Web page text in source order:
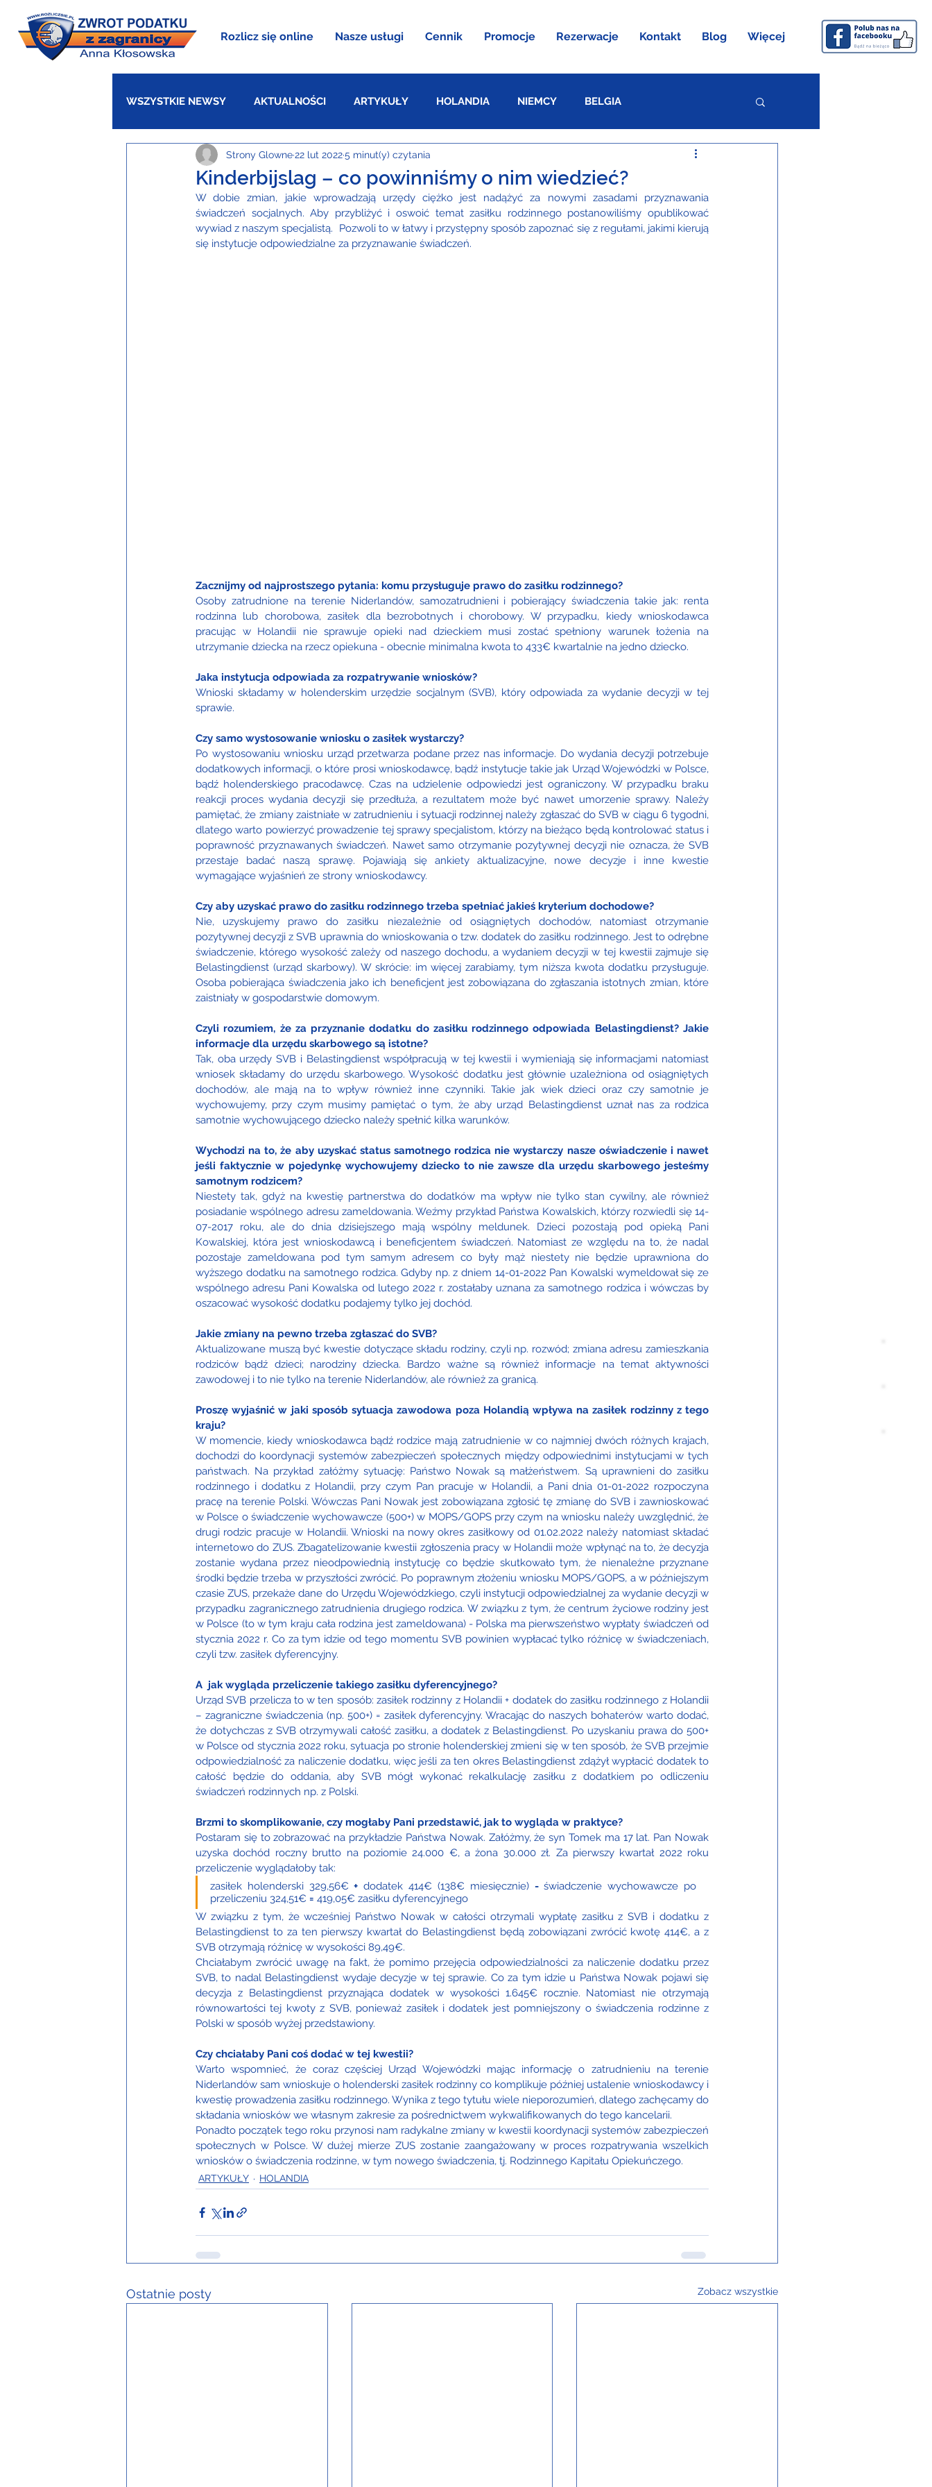
Rozlicz się online Nasze usługi Cennik Promocje Rezerwacje Kontakt Blog Więcej
WSZYSTKIE NEWSY AKTUALNOŚCI ARTYKUŁY HOLANDIA NIEMCY BELGIA
WIELKA BRYTANIA DANIA AUSTRIA
Kinderbijslag – co powinniśmy o nim wiedzieć?
Strony Glowne22 lut 20225 minut(y) czytania
W dobie zmian, jakie wprowadzają urzędy ciężko jest nadążyć za nowymi zasadami przyznawania
świadczeń socjalnych. Aby przybliżyć i oswoić temat zasiłku rodzinnego postanowiliśmy opublikować
wywiad z naszym specjalistą.  Pozwoli to w łatwy i przystępny sposób zapoznać się z regułami, jakimi kierują
się instytucje odpowiedzialne za przyznawanie świadczeń.
Zacznijmy od najprostszego pytania: komu przysługuje prawo do zasiłku rodzinnego?
Osoby zatrudnione na terenie Niderlandów, samozatrudnieni i pobierający świadczenia takie jak: renta
rodzinna lub chorobowa, zasiłek dla bezrobotnych i chorobowy. W przypadku, kiedy wnioskodawca
pracując w Holandii nie sprawuje opieki nad dzieckiem musi zostać spełniony warunek łożenia na
utrzymanie dziecka na rzecz opiekuna - obecnie minimalna kwota to 433€ kwartalnie na jedno dziecko.
Jaka instytucja odpowiada za rozpatrywanie wniosków?
Wnioski składamy w holenderskim urzędzie socjalnym (SVB), który odpowiada za wydanie decyzji w tej
sprawie.
Czy samo wystosowanie wniosku o zasiłek wystarczy?
Po wystosowaniu wniosku urząd przetwarza podane przez nas informacje. Do wydania decyzji potrzebuje
dodatkowych informacji, o które prosi wnioskodawcę, bądź instytucje takie jak Urząd Wojewódzki w Polsce,
bądź holenderskiego pracodawcę. Czas na udzielenie odpowiedzi jest ograniczony. W przypadku braku
reakcji proces wydania decyzji się przedłuża, a rezultatem może być nawet umorzenie sprawy. Należy
pamiętać, że zmiany zaistniałe w zatrudnieniu i sytuacji rodzinnej należy zgłaszać do SVB w ciągu 6 tygodni,
dlatego warto powierzyć prowadzenie tej sprawy specjalistom, którzy na bieżąco będą kontrolować status i
poprawność przyznawanych świadczeń. Nawet samo otrzymanie pozytywnej decyzji nie oznacza, że SVB
przestaje badać naszą sprawę. Pojawiają się ankiety aktualizacyjne, nowe decyzje i inne kwestie
wymagające wyjaśnień ze strony wnioskodawcy.
Czy aby uzyskać prawo do zasiłku rodzinnego trzeba spełniać jakieś kryterium dochodowe?
Nie, uzyskujemy prawo do zasiłku niezależnie od osiągniętych dochodów, natomiast otrzymanie
pozytywnej decyzji z SVB uprawnia do wnioskowania o tzw. dodatek do zasiłku rodzinnego. Jest to odrębne
świadczenie, którego wysokość zależy od naszego dochodu, a wydaniem decyzji w tej kwestii zajmuje się
Belastingdienst (urząd skarbowy). W skrócie: im więcej zarabiamy, tym niższa kwota dodatku przysługuje.
Osoba pobierająca świadczenia jako ich beneficjent jest zobowiązana do zgłaszania istotnych zmian, które
zaistniały w gospodarstwie domowym.
Czyli rozumiem, że za przyznanie dodatku do zasiłku rodzinnego odpowiada Belastingdienst? Jakie
informacje dla urzędu skarbowego są istotne?
Tak, oba urzędy SVB i Belastingdienst współpracują w tej kwestii i wymieniają się informacjami natomiast
wniosek składamy do urzędu skarbowego. Wysokość dodatku jest głównie uzależniona od osiągniętych
dochodów, ale mają na to wpływ również inne czynniki. Takie jak wiek dzieci oraz czy samotnie je
wychowujemy, przy czym musimy pamiętać o tym, że aby urząd Belastingdienst uznał nas za rodzica
samotnie wychowującego dziecko należy spełnić kilka warunków.
Wychodzi na to, że aby uzyskać status samotnego rodzica nie wystarczy nasze oświadczenie i nawet
jeśli faktycznie w pojedynkę wychowujemy dziecko to nie zawsze dla urzędu skarbowego jesteśmy
samotnym rodzicem?
Niestety tak, gdyż na kwestię partnerstwa do dodatków ma wpływ nie tylko stan cywilny, ale również
posiadanie wspólnego adresu zameldowania. Weźmy przykład Państwa Kowalskich, którzy rozwiedli się 14-
07-2017 roku, ale do dnia dzisiejszego mają wspólny meldunek. Dzieci pozostają pod opieką Pani
Kowalskiej, która jest wnioskodawcą i beneficjentem świadczeń. Natomiast ze względu na to, że nadal
pozostaje zameldowana pod tym samym adresem co były mąż niestety nie będzie uprawniona do
wyższego dodatku na samotnego rodzica. Gdyby np. z dniem 14-01-2022 Pan Kowalski wymeldował się ze
wspólnego adresu Pani Kowalska od lutego 2022 r. zostałaby uznana za samotnego rodzica i wówczas by
oszacować wysokość dodatku podajemy tylko jej dochód.
Jakie zmiany na pewno trzeba zgłaszać do SVB?
Aktualizowane muszą być kwestie dotyczące składu rodziny, czyli np. rozwód; zmiana adresu zamieszkania
rodziców bądź dzieci; narodziny dziecka. Bardzo ważne są również informacje na temat aktywności
zawodowej i to nie tylko na terenie Niderlandów, ale również za granicą.
Proszę wyjaśnić w jaki sposób sytuacja zawodowa poza Holandią wpływa na zasiłek rodzinny z tego
kraju?
W momencie, kiedy wnioskodawca bądź rodzice mają zatrudnienie w co najmniej dwóch różnych krajach,
dochodzi do koordynacji systemów zabezpieczeń społecznych między odpowiednimi instytucjami w tych
państwach. Na przykład załóżmy sytuację: Państwo Nowak są małżeństwem. Są uprawnieni do zasiłku
rodzinnego i dodatku z Holandii, przy czym Pan pracuje w Holandii, a Pani dnia 01-01-2022 rozpoczyna
pracę na terenie Polski. Wówczas Pani Nowak jest zobowiązana zgłosić tę zmianę do SVB i zawnioskować
w Polsce o świadczenie wychowawcze (500+) w MOPS/GOPS przy czym na wniosku należy uwzględnić, że
drugi rodzic pracuje w Holandii. Wnioski na nowy okres zasiłkowy od 01.02.2022 należy natomiast składać
internetowo do ZUS. Zbagatelizowanie kwestii zgłoszenia pracy w Holandii może wpłynąć na to, że decyzja
zostanie wydana przez nieodpowiednią instytucję co będzie skutkowało tym, że nienależne przyznane
środki będzie trzeba w przyszłości zwrócić. Po poprawnym złożeniu wniosku MOPS/GOPS, a w późniejszym
czasie ZUS, przekaże dane do Urzędu Wojewódzkiego, czyli instytucji odpowiedzialnej za wydanie decyzji w
przypadku zagranicznego zatrudnienia drugiego rodzica. W związku z tym, że centrum życiowe rodziny jest
w Polsce (to w tym kraju cała rodzina jest zameldowana) - Polska ma pierwszeństwo wypłaty świadczeń od
stycznia 2022 r. Co za tym idzie od tego momentu SVB powinien wypłacać tylko różnicę w świadczeniach,
czyli tzw. zasiłek dyferencyjny.
A  jak wygląda przeliczenie takiego zasiłku dyferencyjnego?
Urząd SVB przelicza to w ten sposób: zasiłek rodzinny z Holandii + dodatek do zasiłku rodzinnego z Holandii
– zagraniczne świadczenia (np. 500+) = zasiłek dyferencyjny. Wracając do naszych bohaterów warto dodać,
że dotychczas z SVB otrzymywali całość zasiłku, a dodatek z Belastingdienst. Po uzyskaniu prawa do 500+
w Polsce od stycznia 2022 roku, sytuacja po stronie holenderskiej zmieni się w ten sposób, że SVB przejmie
odpowiedzialność za naliczenie dodatku, więc jeśli za ten okres Belastingdienst zdążył wypłacić dodatek to
całość będzie do oddania, aby SVB mógł wykonać rekalkulację zasiłku z dodatkiem po odliczeniu
świadczeń rodzinnych np. z Polski.
Brzmi to skomplikowanie, czy mogłaby Pani przedstawić, jak to wygląda w praktyce?
Postaram się to zobrazować na przykładzie Państwa Nowak. Załóżmy, że syn Tomek ma 17 lat. Pan Nowak
uzyska dochód roczny brutto na poziomie 24.000 €, a żona 30.000 zł. Za pierwszy kwartał 2022 roku
przeliczenie wyglądałoby tak:
zasiłek holenderski 329,56€ + dodatek 414€ (138€ miesięcznie) - świadczenie wychowawcze po
przeliczeniu 324,51€ = 419,05€ zasiłku dyferencyjnego
W związku z tym, że wcześniej Państwo Nowak w całości otrzymali wypłatę zasiłku z SVB i dodatku z
Belastingdienst to za ten pierwszy kwartał do Belastingdienst będą zobowiązani zwrócić kwotę 414€, a z
SVB otrzymają różnicę w wysokości 89,49€.
Chciałabym zwrócić uwagę na fakt, że pomimo przejęcia odpowiedzialności za naliczenie dodatku przez
SVB, to nadal Belastingdienst wydaje decyzje w tej sprawie. Co za tym idzie u Państwa Nowak pojawi się
decyzja z Belastingdienst przyznająca dodatek w wysokości 1.645€ rocznie. Natomiast nie otrzymają
równowartości tej kwoty z SVB, ponieważ zasiłek i dodatek jest pomniejszony o świadczenia rodzinne z
Polski w sposób wyżej przedstawiony.
Czy chciałaby Pani coś dodać w tej kwestii?
Warto wspomnieć, że coraz częściej Urząd Wojewódzki mając informację o zatrudnieniu na terenie
Niderlandów sam wnioskuje o holenderski zasiłek rodzinny co komplikuje później ustalenie wnioskodawcy i
kwestię prowadzenia zasiłku rodzinnego. Wynika z tego tytułu wiele nieporozumień, dlatego zachęcamy do
składania wniosków we własnym zakresie za pośrednictwem wykwalifikowanych do tego kancelarii.
Ponadto początek tego roku przynosi nam radykalne zmiany w kwestii koordynacji systemów zabezpieczeń
społecznych w Polsce. W dużej mierze ZUS zostanie zaangażowany w proces rozpatrywania wszelkich
wniosków o świadczenia rodzinne, w tym nowego świadczenia, tj. Rodzinnego Kapitału Opiekuńczego.
ARTYKUŁY HOLANDIA
Ostatnie posty Zobacz wszystkie